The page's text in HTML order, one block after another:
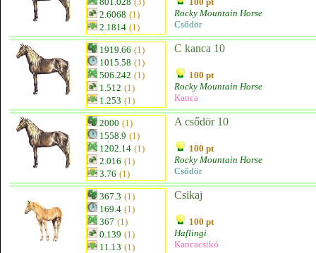
2.6068 (1)
2.1814 (1)
Rocky Mountain Horse
Csődör
1919.66 (1)
1015.58 (1)
506.242 (1)
1.512 (1)
1.253 (1)
C kanca 10
100 pt
Rocky Mountain Horse
Kanca
2000 (1)
1558.9 (1)
1202.14 (1)
2.016 (1)
3.76 (1)
A csődör 10
100 pt
Rocky Mountain Horse
Csődör
367.3 (1)
169.4 (1)
367 (1)
0.139 (1)
11.13 (1)
Csikaj
100 pt
Haflingi
Kancacsikó